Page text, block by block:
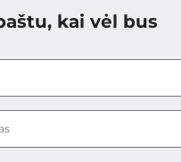
kai vėl bus